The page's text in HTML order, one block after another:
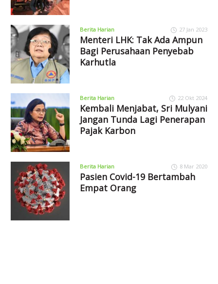
Berita Harian 27 Jan 2023
Menteri LHK: Tak Ada Ampun
Bagi Perusahaan Penyebab
Karhutla
Berita Harian 22 Okt 2024
Kembali Menjabat, Sri Mulyani
Jangan Tunda Lagi Penerapan
Pajak Karbon
Berita Harian 8 Mar 2020
Pasien Covid-19 Bertambah
Empat Orang